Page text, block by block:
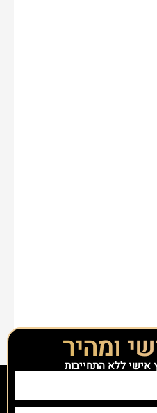
ומהיר
אישי ללא התחייבות